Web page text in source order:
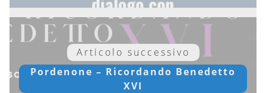
Articolo successivo
Pordenone – Ricordando Benedetto
XVI